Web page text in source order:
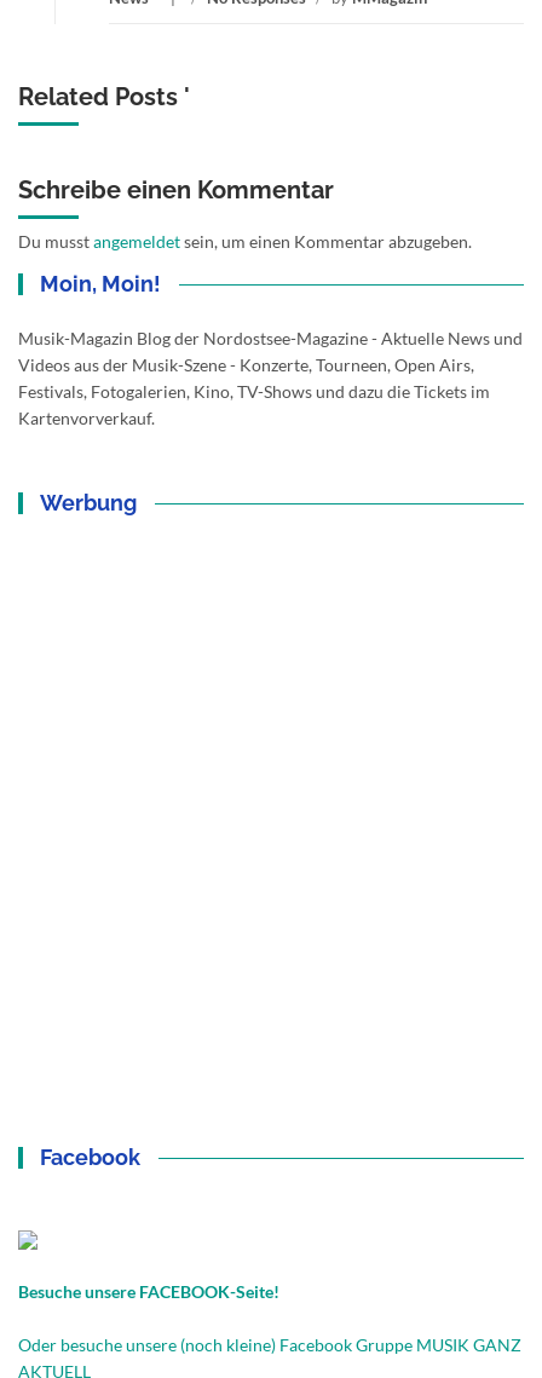
Related Posts '
Schreibe einen Kommentar
Du musstangemeldetsein, um einen Kommentar abzugeben.
Moin, Moin!
Musik-Magazin Blog der Nordostsee-Magazine - Aktuelle News und
Videos aus der Musik-Szene - Konzerte, Tourneen, Open Airs,
Festivals, Fotogalerien, Kino, TV-Shows und dazu die Tickets im
Kartenvorverkauf.
Werbung
Facebook
Besuche unsere FACEBOOK-Seite!
Oder besuche unsere (noch kleine) Facebook Gruppe MUSIK GANZ
AKTUELL